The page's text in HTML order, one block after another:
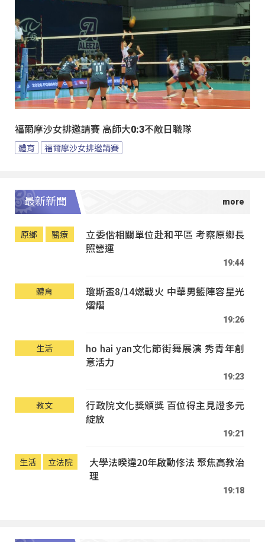
福爾摩沙女排邀請賽 高師大0:3不敵日職隊
體育 福爾摩沙女排邀請賽
最新新聞
原鄉 醫療
立委偕相關單位赴和平區 考察原鄉長
照營運
19:44
體育
瓊斯盃8/14燃戰火 中華男籃陣容星光
熠熠
19:26
生活
ho hai yan文化節街舞展演 秀青年創
意活力
19:23
教文
行政院文化獎頒獎 百位得主見證多元
綻放
19:21
生活 立法院
大學法暌違20年啟動修法 聚焦高教治
理
19:18